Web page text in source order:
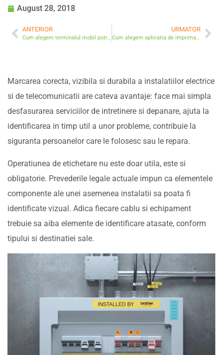
August 28, 2018
ANTERIOR
Cum alegem terminalul mobil potrivit afacerii noastre
URMATOR
Cum alegem aplicatia de imprimare a cardurilor
Marcarea corecta, vizibila si durabila a instalatiilor electrice
si de telecomunicatii are cateva avantaje: face mai simpla
desfasurarea serviciilor de intretinere si depanare, ajuta la
identificarea in timp util a unor probleme, contribuie la
siguranta persoanelor care le folosesc sau le repara.
Operatiunea de etichetare nu este doar utila, este si
obligatorie. Prevederile legale actuale impun ca elementele
componente ale unei asemenea instalatii sa poata fi
identificate vizual. Adica fiecare cablu si echipament
trebuie sa aiba elemente de identificare atasate, conform
tipului si destinatiei sale.